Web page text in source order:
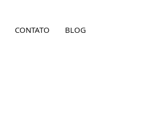
CONTATO BLOG